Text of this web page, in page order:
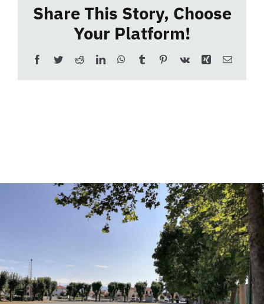
NewsShare This Story, Choose
Your Platform!
Facebook
TwitterRedditLinkedInWhatsApp
TumblrPinterest
Vk Xing Email